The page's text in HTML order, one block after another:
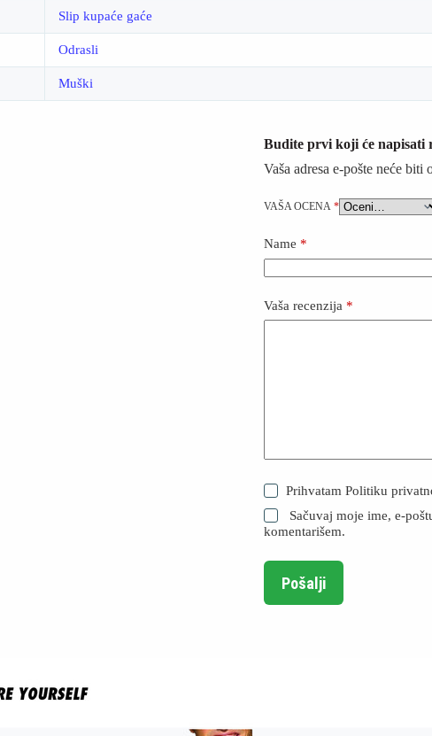
Slip kupaće gaće
Odrasli
Muški
Budite prvi koji će napisati
Vaša adresa e-pošte neće biti
VAŠA OCENA *
Name *
Vaša recenzija *
Prihvatam Politiku
Sačuvaj moje ime, e-
komentarišem.
Pošalji